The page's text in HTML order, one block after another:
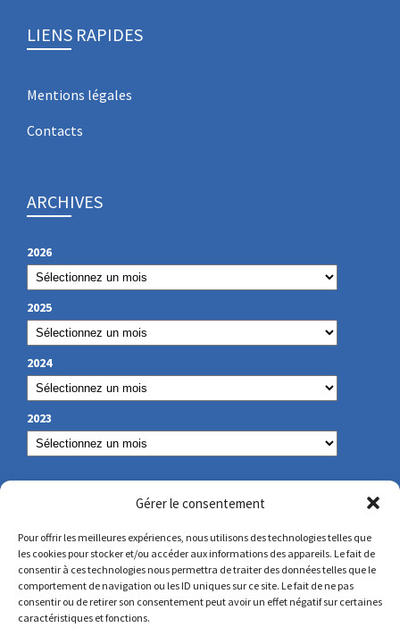
Gérer le consentement
Pour offrir les meilleures expériences, nous utilisons des technologies telles que
les cookies pour stocker et/ou accéder aux informations des appareils. Le fait de
consentir à ces technologies nous permettra de traiter des données telles que le
comportement de navigation ou les ID uniques sur ce site. Le fait de ne pas
consentir ou de retirer son consentement peut avoir un effet négatif sur certaines
caractéristiques et fonctions.
LIENS RAPIDES
Mentions légales
Contacts
ARCHIVES
2026
2025
2024
2023
NOS COORDONNÉES
secretariat@lamennais.org
protectionenfance@lamennais.org